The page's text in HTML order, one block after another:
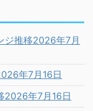
ジ推移2026年7月
年7月16日
2026年7月16日